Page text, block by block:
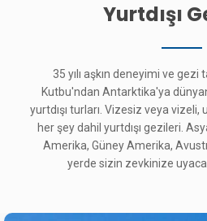
Yurtdışı
35 yılı aşkın deneyimi ve gezi
Kutbu'ndan Antarktika'ya
yurtdışı turları. Vizesiz veya
her şey dahil yurtdışı gezileri.
Amerika, Güney Amerika,
yerde sizin zevkinize